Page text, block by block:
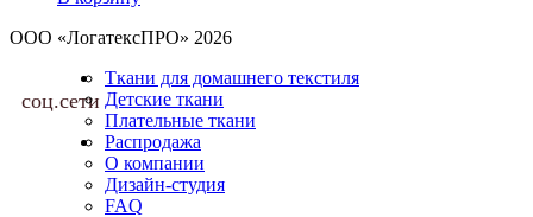
ООО «ЛогатексПРО» 2026
соц.сети
Ткани для домашнего текстиля
Детские ткани
Плательные ткани
Распродажа
О компании
Дизайн-студия
FAQ